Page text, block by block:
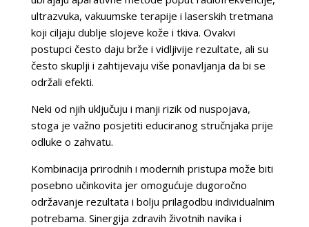
ultrazvuka, vakuumske terapije i laserskih tretmana
koji ciljaju dublje slojeve kože i tkiva. Ovakvi
postupci često daju brže i vidljivije rezultate, ali su
često skuplji i zahtijevaju više ponavljanja da bi se
održali efekti.
Neki od njih uključuju i manji rizik od nuspojava,
stoga je važno posjetiti educiranog stručnjaka prije
odluke o zahvatu.
Kombinacija prirodnih i modernih pristupa može biti
posebno učinkovita jer omogućuje dugoročno
održavanje rezultata i bolju prilagodbu individualnim
potrebama. Sinergija zdravih životnih navika i